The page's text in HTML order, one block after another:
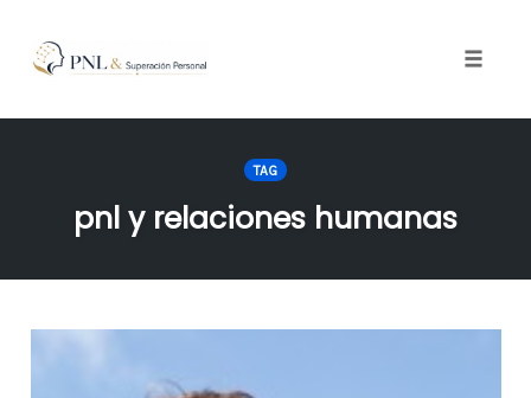
TAG
pnl y relaciones humanas